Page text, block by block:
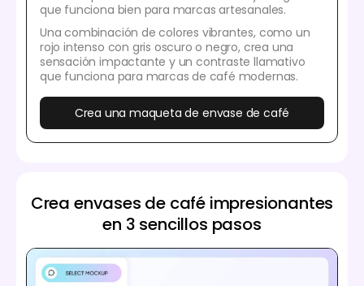
que funciona bien para marcas artesanales.
Una combinación de colores vibrantes, como un
rojo intenso con gris oscuro o negro, crea una
sensación impactante y un contraste llamativo
que funciona para marcas de café modernas.
Crea una maqueta de envase de café
Crea envases de café impresionantes
en 3 sencillos pasos